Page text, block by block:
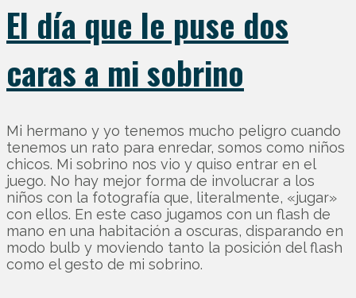
El día que le puse dos
caras a mi sobrino
Mi hermano y yo tenemos mucho peligro cuando
tenemos un rato para enredar, somos como niños
chicos. Mi sobrino nos vio y quiso entrar en el
juego. No hay mejor forma de involucrar a los
niños con la fotografía que, literalmente, «jugar»
con ellos. En este caso jugamos con un flash de
mano en una habitación a oscuras, disparando en
modo bulb y moviendo tanto la posición del flash
como el gesto de mi sobrino.